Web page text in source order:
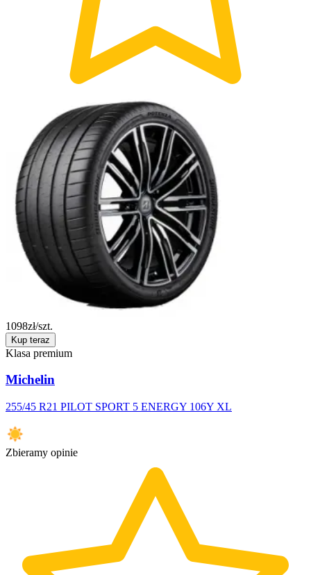
1098zł/szt.
Kup teraz
Klasa premium
Michelin
255/45 R21 PILOT SPORT 5 ENERGY 106Y XL
Zbieramy opinie